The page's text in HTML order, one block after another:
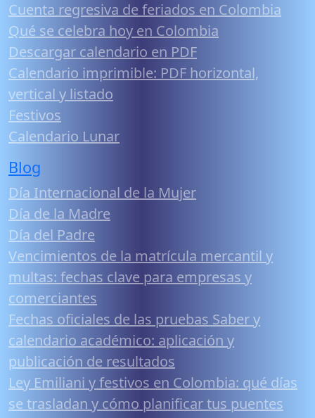
Cuenta regresiva de feriados en Colombia
Qué se celebra hoy en Colombia
Descargar calendario en PDF
Calendario imprimible: PDF horizontal,
vertical y listado
Festivos
Calendario Lunar
Blog
Día Internacional de la Mujer
Día de la Madre
Día del Padre
Vencimientos de la matrícula mercantil y
multas: fechas clave para empresas y
comerciantes
Fechas oficiales de las pruebas Saber y
calendario académico: aplicación y
publicación de resultados
Ley Emiliani y festivos en Colombia: qué días
se trasladan y cómo planificar tus puentes